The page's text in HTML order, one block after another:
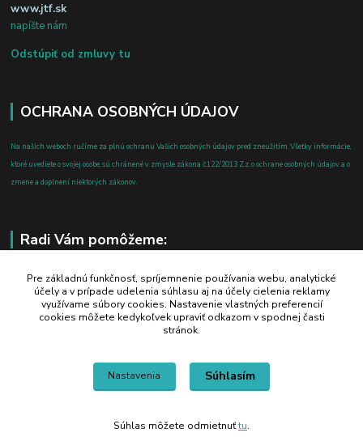
www.jtf.sk
napíšte nám
Odstúpiť od zmluvy tu
OCHRANA OSOBNÝCH ÚDAJOV
Na našich weboch ručíme za plnú ochranu Vašich osobných údajov pred zneužitím. Všetky informácie,
ktoré uvediete o svojej osobe, sú chránené v zmysle zákona č.122/2013 Z.z. o ochrane osobných údajov a o
zmene a doplnení niektorých zákonov.
Radi Vám pomôžeme:
+421 908 700 612
po-pia: 8.00 - 16.00
business@jtf.sk
Pre základnú funkčnosť, spríjemnenie používania webu, analytické
účely a v prípade udelenia súhlasu aj na účely cielenia reklamy
využívame súbory cookies. Nastavenie vlastných preferencií
cookies môžete kedykoľvek upraviť odkazom v spodnej časti
stránok.
Nastavenia Súhlasím
Súhlas môžete odmietnuťtu.